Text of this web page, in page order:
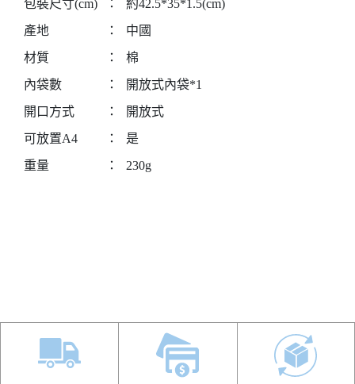
包裝尺寸(cm)
：
約42.5*35*1.5(cm)
產地
：
中國
材質
：
棉
內袋數
：
開放式內袋*1
開口方式
：
開放式
可放置A4
：
是
重量
： 230g